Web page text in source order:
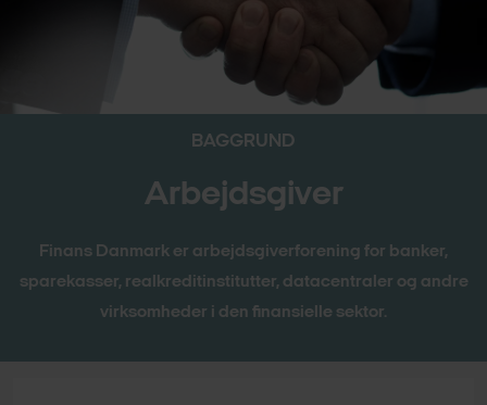
BAGGRUND
Arbejdsgiver
Finans Danmark er arbejdsgiverforening for banker,
sparekasser, realkreditinstitutter, datacentraler og andre
virksomheder i den finansielle sektor.